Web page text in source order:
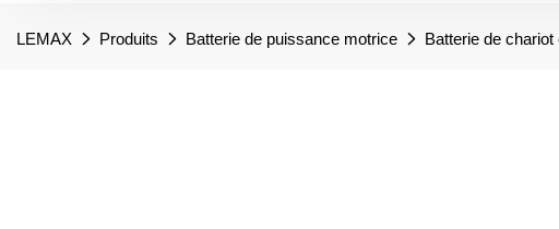
LEMAX Produits Batterie de puissance motrice Batterie de